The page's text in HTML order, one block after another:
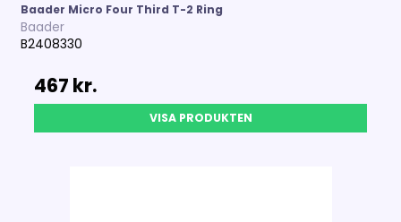
Baader Micro Four Third T-2 Ring
Baader
B2408330
467 kr.
VISA PRODUKTEN